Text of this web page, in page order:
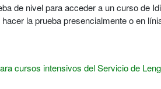
de nivel para acceder a un curso de
hacer la prueba presencialmente o en
cursos intensivos del Servicio de